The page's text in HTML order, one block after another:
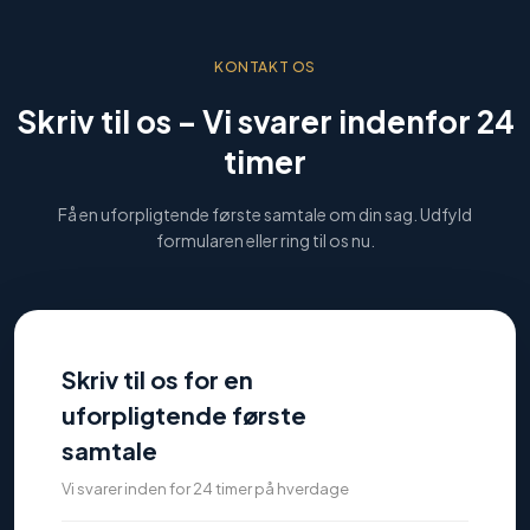
KONTAKT OS
Skriv til os – Vi svarer indenfor 24
timer
Få en uforpligtende første samtale om din sag. Udfyld
formularen eller ring til os nu.
Skriv til os for en
uforpligtende første
samtale
Vi svarer inden for 24 timer på hverdage